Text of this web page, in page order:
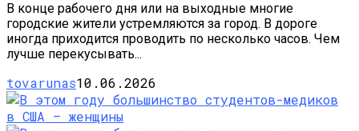
В конце рабочего дня или на выходные многие
городские жители устремляются за город. В дороге
иногда приходится проводить по несколько часов. Чем
лучше перекусывать...
tovarunas10.06.2026